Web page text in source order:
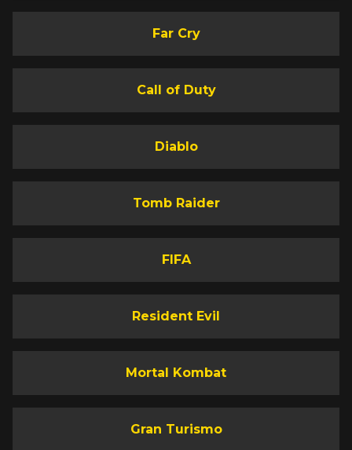
Far Cry
Call of Duty
Diablo
Tomb Raider
FIFA
Resident Evil
Mortal Kombat
Gran Turismo